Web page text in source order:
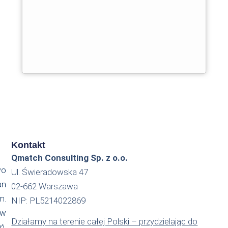
Kontakt
Qmatch Consulting Sp. z o.o.
Ul. Świeradowska 47
02-662 Warszawa
NIP: PL5214022869
Działamy na terenie całej Polski – przydzielając do